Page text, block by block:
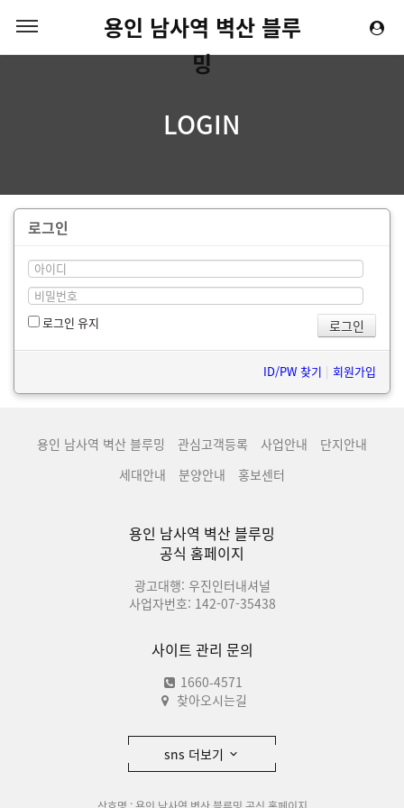
용인 남사역 벽산 블루
밍
LOGIN
로그인
로그인 유지
ID/PW 찾기 | 회원가입
용인 남사역 벽산 블루밍 관심고객등록 사업안내
단지안내
세대안내
분양안내 홍보센터
용인 남사역 벽산 블루밍
공식 홈페이지
광고대행: 우진인터내셔널
사업자번호: 142-07-35438
사이트 관리 문의
1660-4571
찾아오시는길
sns 더보기